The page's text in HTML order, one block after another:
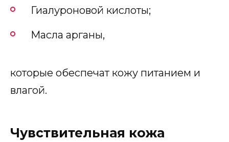
Гиалуроновой кислоты;
Масла арганы,
которые обеспечат кожу питанием и
влагой.
Чувствительная кожа